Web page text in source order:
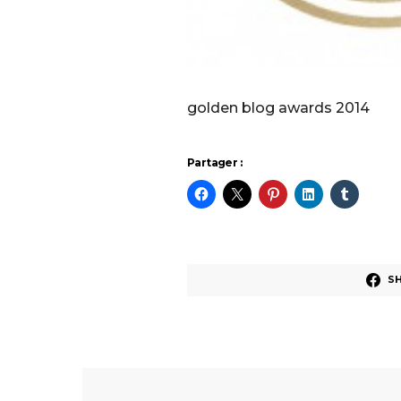
golden blog awards 2014
Partager :